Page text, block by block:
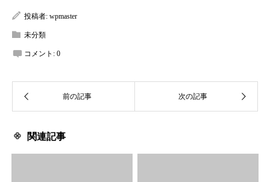
投稿者: wpmaster
未分類
コメント: 0
関連記事